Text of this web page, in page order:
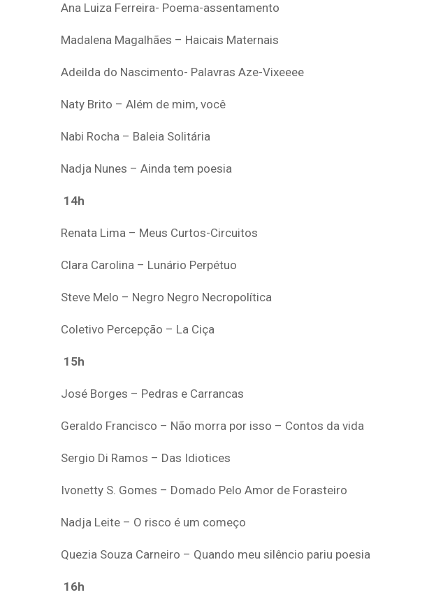
Ana Luiza Ferreira- Poema-assentamento
Madalena Magalhães – Haicais Maternais
Adeilda do Nascimento- Palavras Aze-Vixeeee
Naty Brito – Além de mim, você
Nabi Rocha – Baleia Solitária
Nadja Nunes – Ainda tem poesia
14h
Renata Lima – Meus Curtos-Circuitos
Clara Carolina – Lunário Perpétuo
Steve Melo – Negro Negro Necropolítica
Coletivo Percepção – La Ciça
15h
José Borges – Pedras e Carrancas
Geraldo Francisco – Não morra por isso – Contos da vida
Sergio Di Ramos – Das Idiotices
Ivonetty S. Gomes – Domado Pelo Amor de Forasteiro
Nadja Leite – O risco é um começo
Quezia Souza Carneiro – Quando meu silêncio pariu poesia
16h